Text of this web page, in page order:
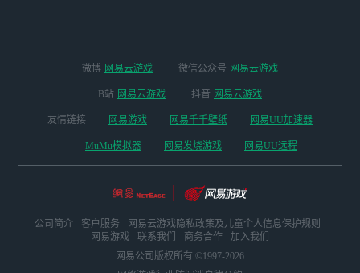
微博 网易云游戏 微信公众号 网易云游戏
B站 网易云游戏 抖音 网易云游戏
友情链接 网易游戏 网易千千壁纸 网易UU加速器
MuMu模拟器 网易发烧游戏 网易UU远程
公司简介 - 客户服务 - 网易云游戏隐私政策及儿童个人信息保护规则 -
网易游戏 - 联系我们 - 商务合作 - 加入我们
网易公司版权所有 ©1997-2026